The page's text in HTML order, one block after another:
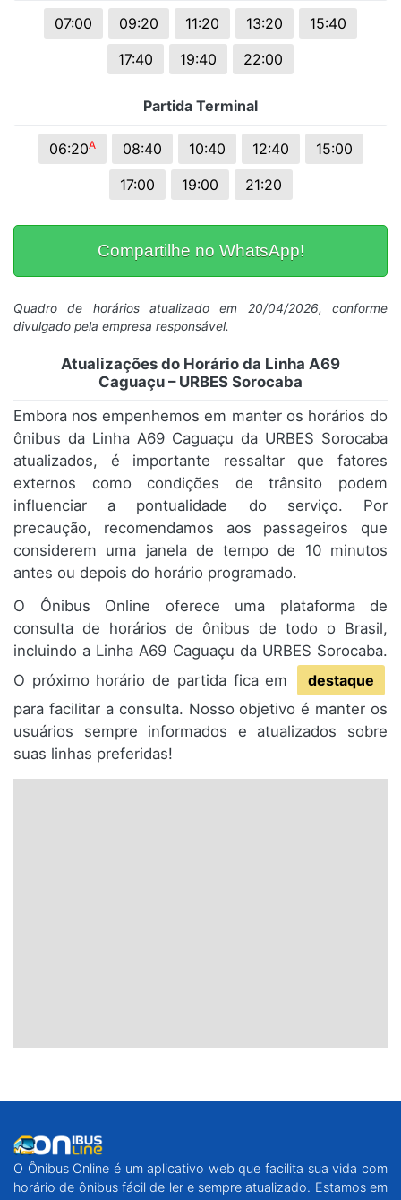
07:00 09:20 11:20 13:20
15:40
17:40
19:40 22:00
Partida Terminal
06:20A 08:40 10:40 12:40
15:00
17:00
19:00 21:20
Compartilhe no WhatsApp!
Quadro de horários atualizado em 20/04/2026, conforme
divulgado pela empresa responsável.
Atualizações do Horário da Linha A69
Caguaçu – URBES Sorocaba
Embora nos empenhemos em manter os horários do
ônibus da Linha A69 Caguaçu da URBES Sorocaba
atualizados, é importante ressaltar que fatores
externos como condições de trânsito podem
influenciar a pontualidade do serviço. Por
precaução, recomendamos aos passageiros que
considerem uma janela de tempo de 10 minutos
antes ou depois do horário programado.
O Ônibus Online oferece uma plataforma de
consulta de horários de ônibus de todo o Brasil,
incluindo a Linha A69 Caguaçu da URBES Sorocaba.
O próximo horário de partida fica em
destaque
para facilitar a consulta. Nosso objetivo é manter os
usuários sempre informados e atualizados sobre
suas linhas preferidas!
O Ônibus Online é um aplicativo web que facilita sua vida com
horário de ônibus fácil de ler e sempre atualizado. Estamos em